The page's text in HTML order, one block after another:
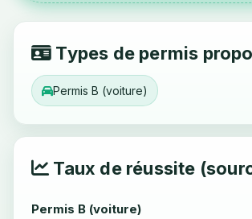
Types de permis
Permis B (voiture)
Taux de réussite
Permis B (voiture)